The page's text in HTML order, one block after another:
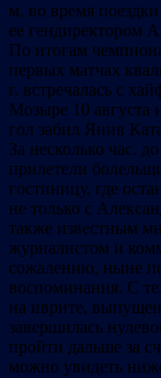
м, во время
ее гендиректором
По итогам
первых матчах
г. встречалась с
Мозыре 10 августа
гол забил Янив
За несколько час.
прилетели
гостиницу, где
не только с
также известным
журналистом и
сожалению, ныне
воспоминания. С
на иврите,
завершилась
пройти дальше за
можно увидеть